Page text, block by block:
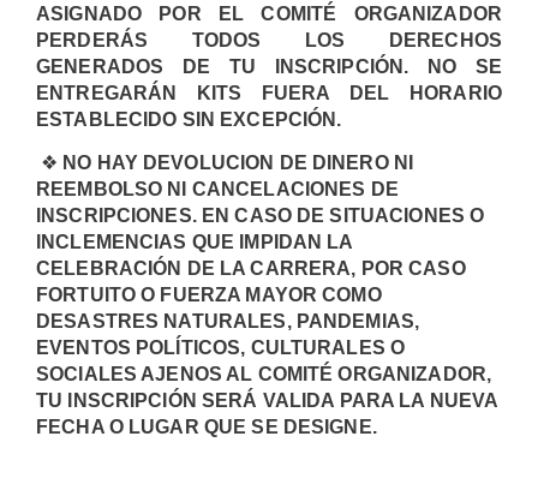
ASIGNADO POR EL COMITÉ ORGANIZADOR
PERDERÁS TODOS LOS DERECHOS
GENERADOS DE TU INSCRIPCIÓN. NO SE
ENTREGARÁN KITS FUERA DEL HORARIO
ESTABLECIDO SIN EXCEPCIÓN.
❖ NO HAY DEVOLUCION DE DINERO NI
REEMBOLSO NI CANCELACIONES DE
INSCRIPCIONES. EN CASO DE SITUACIONES O
INCLEMENCIAS QUE IMPIDAN LA
CELEBRACIÓN DE LA CARRERA, POR CASO
FORTUITO O FUERZA MAYOR COMO
DESASTRES NATURALES, PANDEMIAS,
EVENTOS POLÍTICOS, CULTURALES O
SOCIALES AJENOS AL COMITÉ ORGANIZADOR,
TU INSCRIPCIÓN SERÁ VALIDA PARA LA NUEVA
FECHA O LUGAR QUE SE DESIGNE.